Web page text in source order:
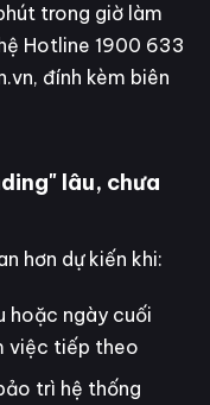
trong giờ làm
Hotline 1900 633
đính kèm biên
lâu, chưa
hơn dự kiến khi:
hoặc ngày cuối
việc tiếp theo
trì hệ thống